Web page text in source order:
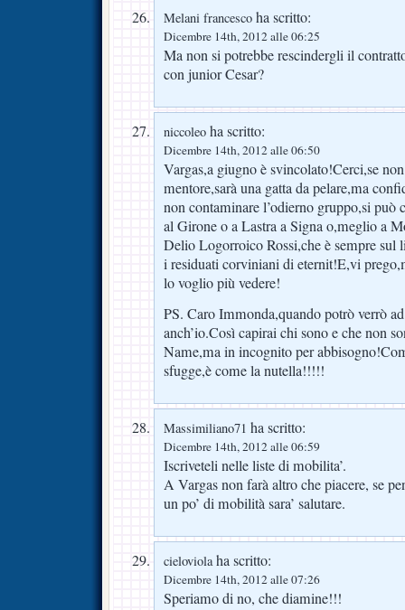
Melani francesco ha scritto:
Dicembre 14th, 2012 alle 06:25
Ma non si potrebbe rescindergli il
con junior Cesar?
niccoleo ha scritto:
Dicembre 14th, 2012 alle 06:50
Vargas,a giugno è svincolato!Cerci,se
mentore,sarà una gatta da pelare,ma
non contaminare l’odierno gruppo,si può
al Girone o a Lastra a Signa o,meglio a
Delio Logorroico Rossi,che è sempre sul
i residuati corviniani di eternit!E,vi
lo voglio più vedere!
PS. Caro Immonda,quando potrò verrò
anch’io.Così capirai chi sono e che non
Name,ma in incognito per
sfugge,è come la nutella!!!!!
Massimiliano71 ha scritto:
Dicembre 14th, 2012 alle 06:59
Iscriveteli nelle liste di mobilita’.
A Vargas non farà altro che piacere, se
un po’ di mobilità sara’ salutare.
cieloviolaha scritto:
Dicembre 14th, 2012 alle 07:26
Speriamo di no, che diamine!!!